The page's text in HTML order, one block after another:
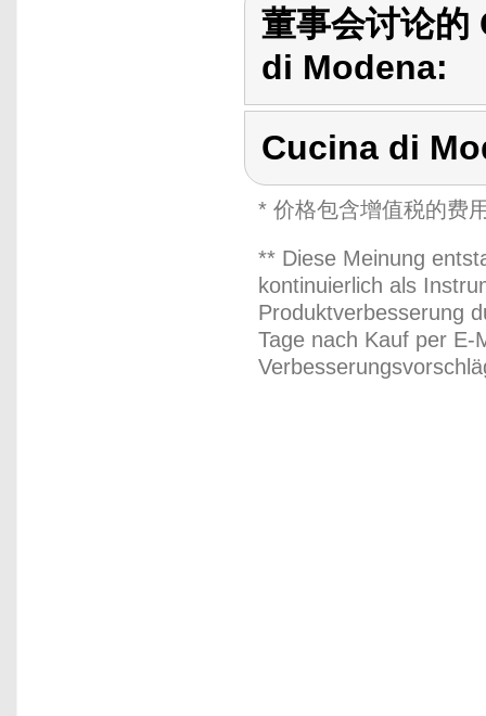
董事会讨论
di Modena:
Cucina di
* 价格包含增值税的费
** Diese Meinung
kontinuierlich als
Produktverbesserung
Tage nach Kauf per E-